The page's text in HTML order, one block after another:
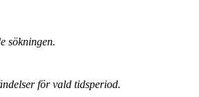
sökningen.
för vald tidsperiod.